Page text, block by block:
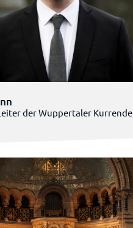
der Wuppertaler Kurrende